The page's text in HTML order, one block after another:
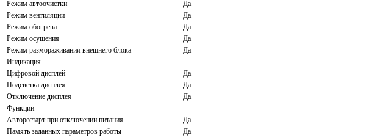
Режим автоочистки
Да
Режим вентиляции
Да
Режим обогрева
Да
Режим осушения
Да
Режим размораживания внешнего блока
Да
Индикация
Цифровой дисплей
Да
Подсветка дисплея
Да
Отключение дисплея
Да
Функции
Авторестарт при отключении питания
Да
Память заданных параметров работы
Да